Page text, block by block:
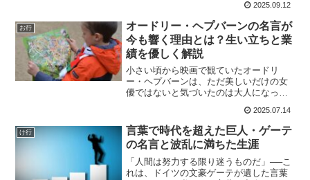
や倫理観にも深く影響を与えています。
私自身、日常的に病院に関わることが多
い立場なので「医療の基礎...
2025.09.12
お行
オードリー・ヘプバーンの名言が
今も響く理由とは？生い立ちと業
績を優しく解説
小さい頃から映画で観ていたオードリ
ー・ヘプバーンは、ただ美しいだけの女
優ではないと気づいたのは大人になって
なんでこんなに温かく、胸に残る言葉を
残せるのか不思議に思ってきました。映
画『ローマの休日』の笑顔の...
2025.07.14
け行
言葉で時代を超えた巨人・ゲーテ
の名言と波乱に満ちた生涯
「人間は努力する限り迷うものだ」──こ
れは、ドイツの文豪ゲーテが遺した言葉